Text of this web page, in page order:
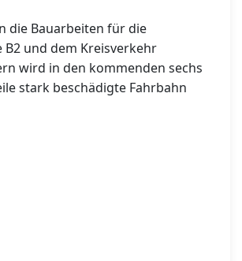
die Bauarbeiten für die
B2 und dem Kreisverkehr
wird in den kommenden sechs
stark beschädigte Fahrbahn